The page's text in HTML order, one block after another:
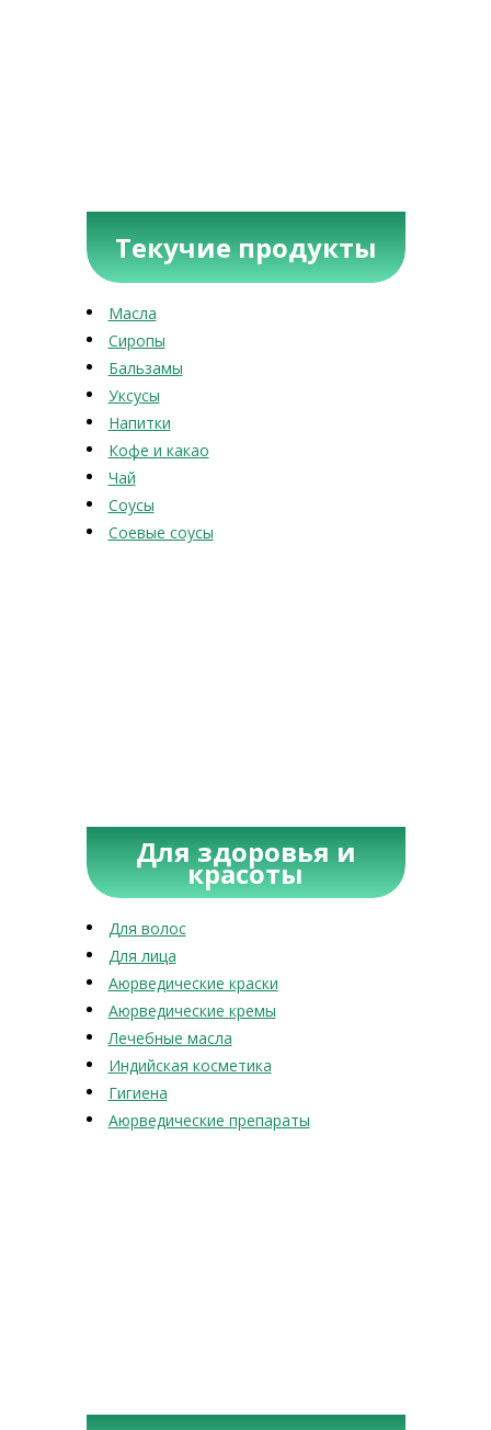
Текучие продукты
Масла
Сиропы
Бальзамы
Уксусы
Напитки
Кофе и какао
Чай
Соусы
Соевые соусы
Для здоровья и
красоты
Для волос
Для лица
Аюрведические краски
Аюрведические кремы
Лечебные масла
Индийская косметика
Гигиена
Аюрведические препараты